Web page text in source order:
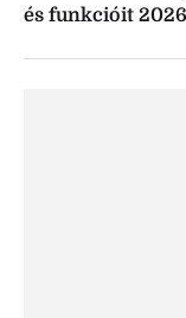
és funkcióit